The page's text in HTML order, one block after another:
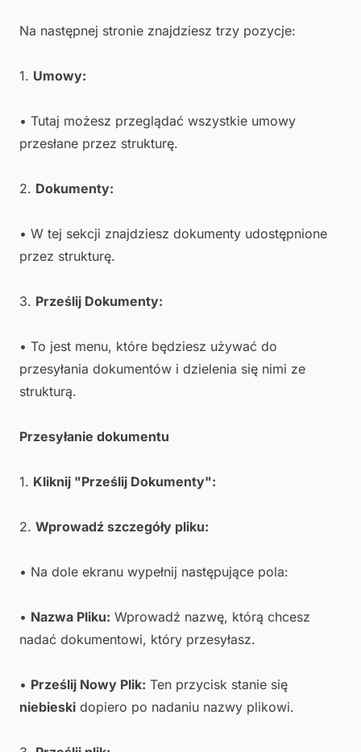
Na następnej stronie znajdziesz trzy pozycje:
1. Umowy:
• Tutaj możesz przeglądać wszystkie umowy
przesłane przez strukturę.
2. Dokumenty:
• W tej sekcji znajdziesz dokumenty udostępnione
przez strukturę.
3. Prześlij Dokumenty:
• To jest menu, które będziesz używać do
przesyłania dokumentów i dzielenia się nimi ze
strukturą.
Przesyłanie dokumentu
1. Kliknij "Prześlij Dokumenty":
2. Wprowadź szczegóły pliku:
• Na dole ekranu wypełnij następujące pola:
• Nazwa Pliku: Wprowadź nazwę, którą chcesz
nadać dokumentowi, który przesyłasz.
• Prześlij Nowy Plik: Ten przycisk stanie się
niebieski dopiero po nadaniu nazwy plikowi.